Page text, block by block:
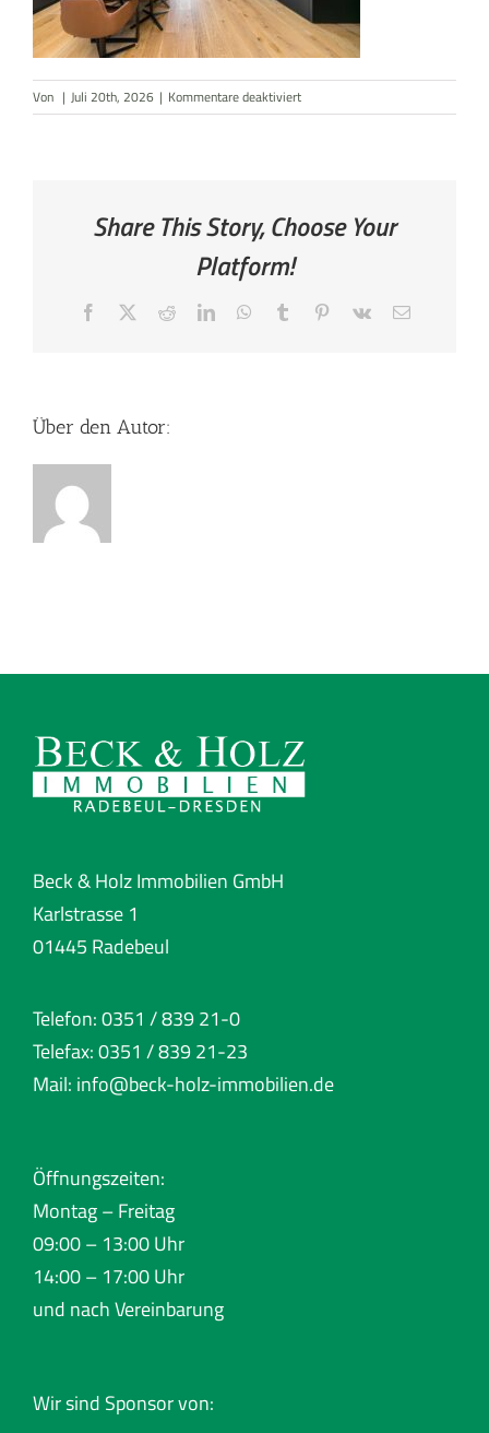
AKTUELLES
KONTAKT
Von | Juli 20th, 2026 | Kommentare deaktiviertfür
Essbereich
Share This Story, Choose Your
Platform!
Facebook RedditLinkedInWhatsApp
Tumblr Pinterest
Vk
E-
Über den Autor:
Beck & Holz Immobilien GmbH
Karlstrasse 1
01445 Radebeul
Telefon: 0351 / 839 21-0
Telefax: 0351 / 839 21-23
Mail: info@beck-holz-immobilien.de
Öffnungszeiten:
Montag – Freitag
09:00 – 13:00 Uhr
14:00 – 17:00 Uhr
und nach Vereinbarung
Wir sind Sponsor von: